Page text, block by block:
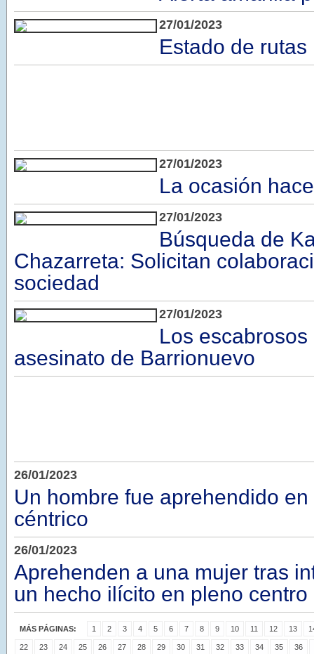
27/01/2023
Estado de rutas
27/01/2023
La ocasión
27/01/2023
Búsqueda de
Chazarreta: Solicitan
sociedad
27/01/2023
Los
asesinato de Barrionuevo
26/01/2023
Un hombre fue aprehendido
céntrico
26/01/2023
Aprehenden a una mujer tras
un hecho ilícito en pleno centro
MÁS PÁGINAS: 1 2 3 4 5 6 7 8 9 10 11 12 13
22 23 24 25 26 27 28 29 30 31 32 33 34 35 36